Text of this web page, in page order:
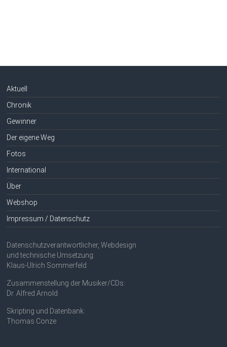
Aktuell
Chronik
Gewinner
Der eigene Weg
Fotos
International
Über
Webshop
Impressum / Datenschutz
Datenschutzverantwortlicher, Webdesign
und technische Umsetzung:
Klaus-Ulrich Sommerfeld
Zusammenstellung der Musiker/CDs:
Dr. Alfred Arnold
Skripting und Datenbank:
Thomas Conze